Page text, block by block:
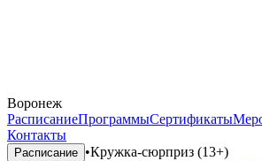
Воронеж
РасписаниеПрограммыСертификаты
Контакты
Расписание •Кружка-сюрприз (13+)